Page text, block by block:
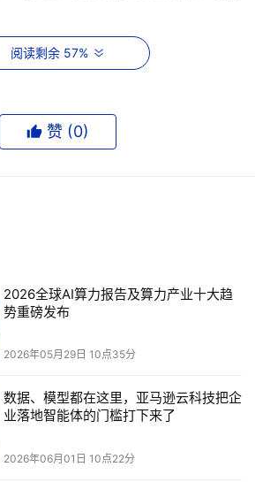
为避免流程中断，现代CPU需通过“分
下一条指令，进一步增加能耗与复杂
场景中被放大——对于依赖有限能源的
梏，成为提升边缘端处理器能效的关
代替顺序
于采用“数据流架构”，将程序指令在
”，不依赖存储器的顺序读取，具体设
由一组简化的计算单元（tiles）组成阵
行指令，但省去指令读取、分支预测
保留核心计算能力；
阅读剩余 57%
赞 (0)
2026全球AI算力报告及算力产业十大趋
势重磅发布
2026年05月29日 10点35分
数据、模型都在这里，亚马逊云科技把企
业落地智能体的门槛打下来了
2026年06月01日 10点22分